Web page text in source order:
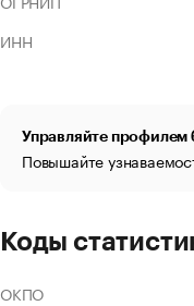
ИНН
Управляйте профилем
Повышайте
Коды
ОКПО